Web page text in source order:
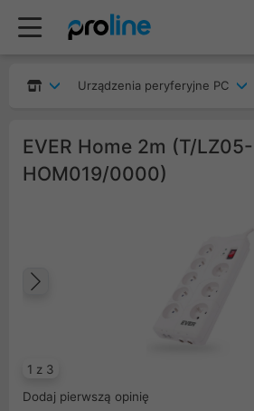
Urządzenia peryferyjne PC
EVER Home 2m (T/LZ05-
HOM019/0000)
1 z 3
Dodaj pierwszą opinię